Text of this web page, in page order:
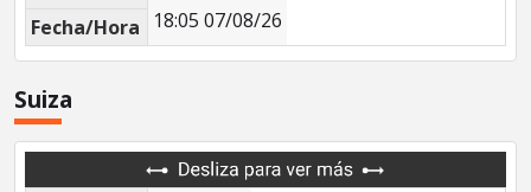
Fecha/Hora
18:05 07/08/26
Suiza